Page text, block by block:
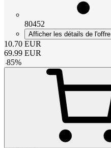
80452
Afficher les détails de l'offre
10.70 EUR
69.99 EUR
-85%